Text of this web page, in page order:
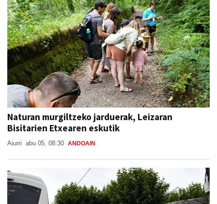
Naturan murgiltzeko jarduerak, Leizaran
Bisitarien Etxearen eskutik
Aiurri abu 05, 08:30 ANDOAIN